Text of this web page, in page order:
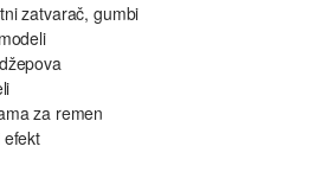
zatvarač, gumbi
za remen
efekt